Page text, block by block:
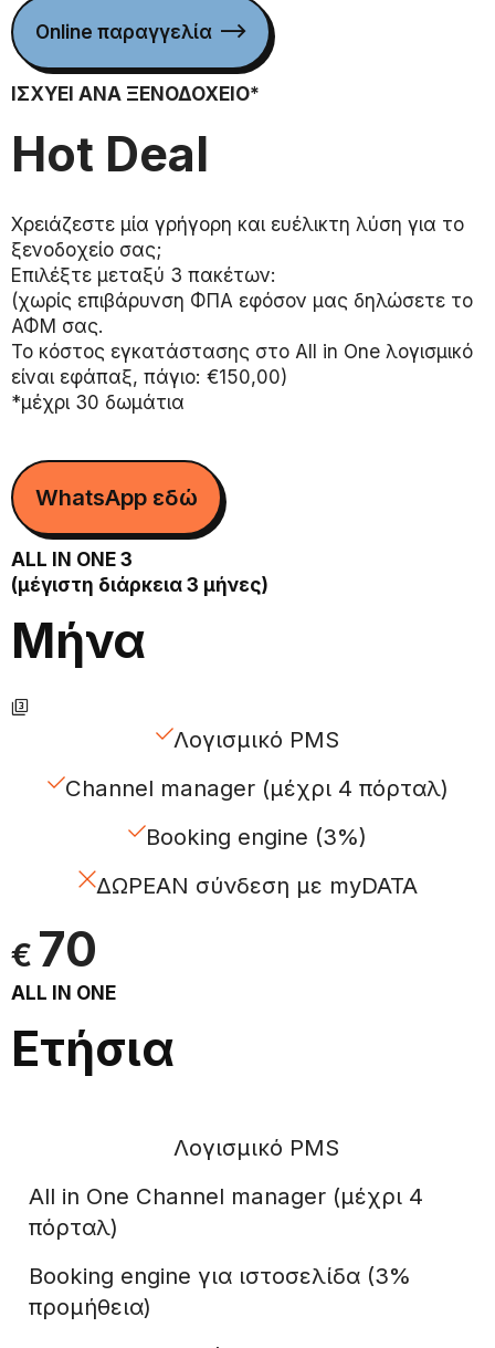
Online παραγγελία
ΙΣΧΥΕΙ ΑΝΑ ΞΕΝΟΔΟΧΕΙΟ*
Hot Deal
Χρειάζεστε μία γρήγορη και ευέλικτη λύση για το
ξενοδοχείο σας;
Επιλέξτε μεταξύ 3 πακέτων:
(χωρίς επιβάρυνση ΦΠΑ εφόσον μας δηλώσετε το
ΑΦΜ σας.
To κόστος εγκατάστασης στο All in One λογισμικό
είναι εφάπαξ, πάγιο: €150,00)
*μέχρι 30 δωμάτια
WhatsApp εδώ
ALL IN ONE 3
(μέγιστη διάρκεια 3 μήνες)
Μήνα
Λογισμικό PMS
Channel manager (μέχρι 4 πόρταλ)
Booking engine (3%)
ΔΩΡΕΑΝ σύνδεση με myDATA
€ 70
ALL IN ONE
Ετήσια
Λογισμικό PMS
All in One Channel manager (μέχρι 4
πόρταλ)
Booking engine για ιστοσελίδα (3%
προμήθεια)